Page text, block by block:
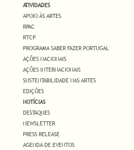
ATIVIDADES
APOIO ÀS ARTES
RPAC
RTCP
PROGRAMA SABER FAZER PORTUGAL
AÇÕES NACIONAIS
AÇÕES INTERNACIONAIS
SUSTENTABILIDADE NAS ARTES
EDIÇÕES
NOTÍCIAS
DESTAQUES
NEWSLETTER
PRESS RELEASE
AGENDA DE EVENTOS